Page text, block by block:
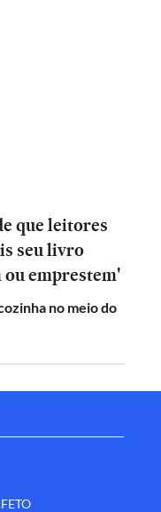
que leitores
seu livro
emprestem'
no meio do